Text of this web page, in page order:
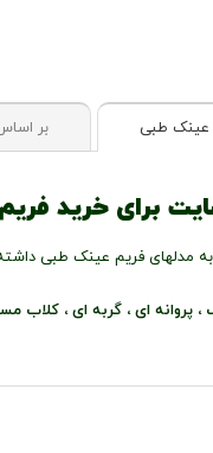
عینک طبی بر
برای خرید
مدلهای فریم عینک طبی
، پروانه ای ، گربه ای ، کلاب